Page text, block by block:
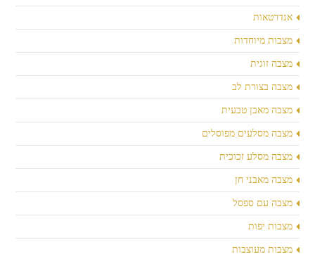
אנדרטאות
מצבות מיוחדות
מצבה זוגית
מצבה בצורת לב
מצבה מאבן טבעית
מצבה מסלעים מפוסלים
מצבה מסלע זכוכית
מצבה מאבני חן
מצבה עם ספסל
מצבות יפות
מצבות מעוצבות